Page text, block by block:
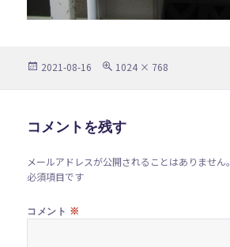
投
2021-08-16
フ
ズ
1024 × 768
コメントを残す
メールアドレスが公開されることはありません。
必須項目です
コメント ※